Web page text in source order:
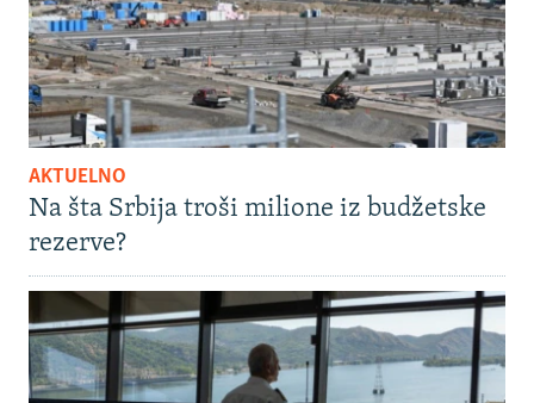
AKTUELNO
Na šta Srbija troši milione iz budžetske
rezerve?